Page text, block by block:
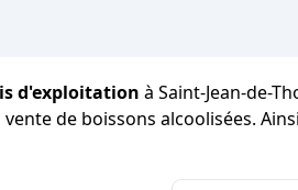
d'exploitation à Saint-Jean-de-
de boissons alcoolisées.